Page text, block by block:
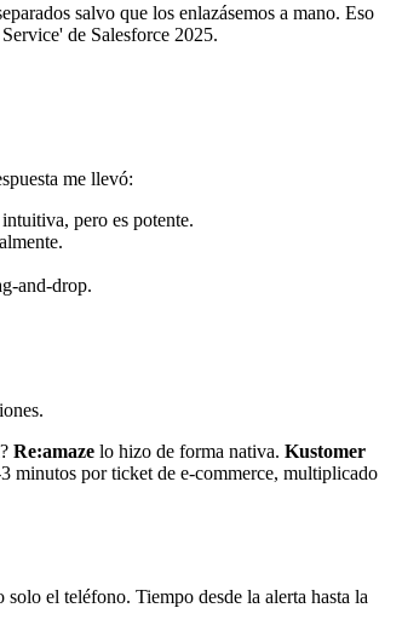
salvo que los enlazásemos a mano. Eso
de Salesforce 2025.
me llevó:
pero es potente.
and-drop.
Re:amaze lo hizo de forma nativa. Kustomer
minutos por ticket de e-commerce, multiplicado
el teléfono. Tiempo desde la alerta hasta la